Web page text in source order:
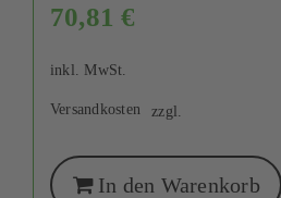
70,81€
inkl. MwSt.
zzgl.
Versandkosten
In den Warenkorb